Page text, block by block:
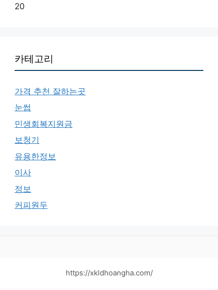
20
카테고리
가격 추천 잘하는곳
눈썹
민생회복지원금
보청기
유용한정보
이사
정보
커피원두
https://xkldhoangha.com/